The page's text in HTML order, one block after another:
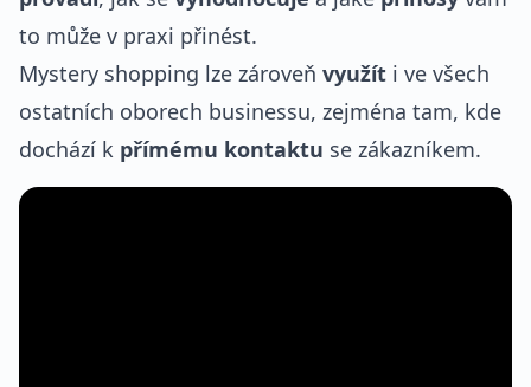
to může v praxi přinést.
Mystery shopping lze zároveň využít i ve všech
ostatních oborech businessu, zejména tam, kde
dochází k přímému kontaktu se zákazníkem.